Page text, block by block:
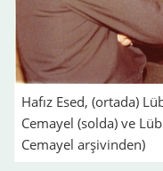
Hafız Esed, (ortada)
Cemayel (solda) ve
Cemayel arşivinden)